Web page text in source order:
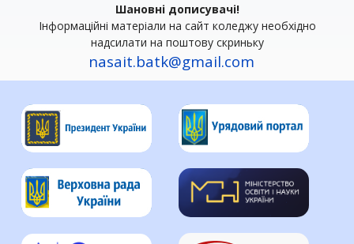
Шановні дописувачі!
Інформаційні матеріали на сайт коледжу необхідно
надсилати на поштову скриньку
nasait.batk@gmail.com